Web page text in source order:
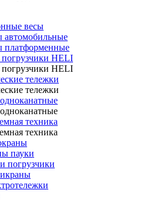
весы
автомобильные
платформенные
HELI
HELI
тележки
тележки
техника
техника
пауки
погрузчики